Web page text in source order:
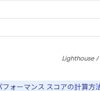
Lighthouse
ォーマンス スコアの計算方